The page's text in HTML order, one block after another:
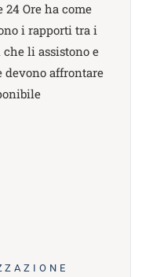
Ore ha come
i rapporti tra i
li assistono e
affrontare